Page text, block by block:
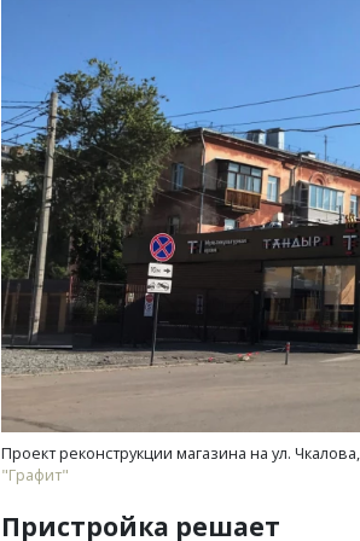
Проект реконструкции магазина на ул.
"Графит"
Пристройка решает